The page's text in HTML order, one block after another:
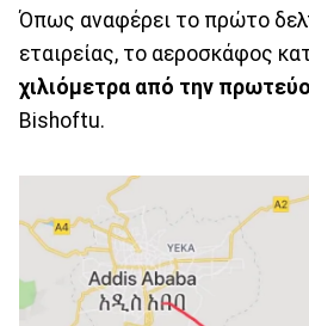
Όπως αναφέρει το πρώτο
εταιρείας, το αεροσκάφος
χιλιόμετρα από την
Bishoftu.